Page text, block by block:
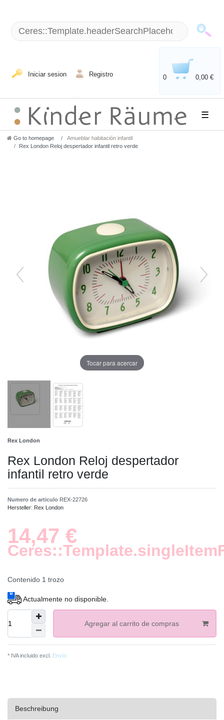
Iniciar sesion Registro 0 0,00 €
☰
Go to homepage
Amueblar habitación infantil
Rex London Reloj despertador infantil retro verde
Tocar para acercar
Rex London
Rex London Reloj despertador
infantil retro verde
Numero de articulo REX-22726
Hersteller: Rex London
14,47 €
Contenido 1 trozo
Actualmente no disponible.
Agregar al carrito de compras
* IVA incluido excl. Envío
Beschreibung